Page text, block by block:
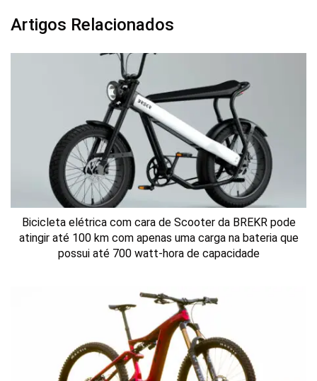
Artigos Relacionados
Bicicleta elétrica com cara de Scooter da BREKR pode
atingir até 100 km com apenas uma carga na bateria que
possui até 700 watt-hora de capacidade